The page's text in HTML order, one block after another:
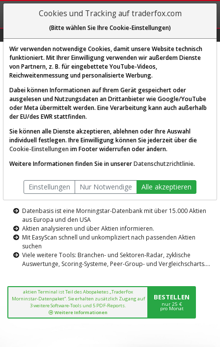
REGIS-
TRIEREN
Diese Funktion ist nur für
AKTIEN-TERMINAL
Die Aktienanalyse-Plattform von
TraderFox
Datenbasis ist eine Morningstar-Datenbank mit über 15.000 Aktien
aus Europa und den USA
Aktien analysieren und über Aktien informieren.
Mit EasyScan schnell und unkompliziert nach passenden Aktien
suchen
Viele weitere Tools: Branchen- und Sektoren-Radar, zyklische
Auswertunge, Scoring-Systeme, Peer-Group- und Vergleichscharts....
aktien Terminal ist Teil des Abopaketes „TraderFox
Morninstar-Datenpaket“. Sie erhalten zusätzlich Zugang auf
3 weitere Software-Tools und 5 PDF-Reports.
Weitere Informationen
BESTELLEN
nur 25 €
pro Monat
Cookies und Tracking auf traderfox.com
(Bitte wählen Sie Ihre Cookie-Einstellungen)
Wir verwenden notwendige Cookies, damit unsere Website technisch
funktioniert. Mit Ihrer Einwilligung verwenden wir außerdem Dienste
von Partnern, z. B. für eingebettete YouTube-Videos,
Reichweitenmessung und personalisierte Werbung.
Dabei können Informationen auf Ihrem Gerät gespeichert oder
ausgelesen und Nutzungsdaten an Drittanbieter wie Google/YouTube
oder Meta übermittelt werden. Eine Verarbeitung kann auch außerhalb
der EU/des EWR stattfinden.
Sie können alle Dienste akzeptieren, ablehnen oder Ihre Auswahl
individuell festlegen. Ihre Einwilligung können Sie jederzeit über die
Cookie-Einstellungen im Footer widerrufen oder ändern.
Weitere Informationen finden Sie in unsererDatenschutzrichtlinie.
Einstellungen Nur Notwendige Alle akzeptieren